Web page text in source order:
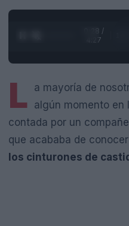
0:29 /
4:27
L a mayoría de
algún momento en
contada por un
que acababa de conocer
los cinturones de